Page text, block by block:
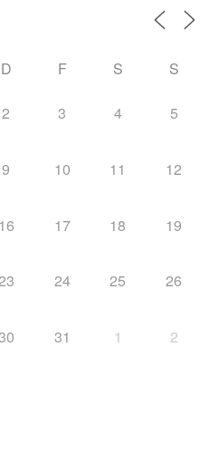
D F S S
2 3 4 5
9 10 11 12
16 17 18 19
24 25 26
31 1 2